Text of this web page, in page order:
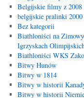
Belgijskie filmy z 2008
belgijskie pralinki 2000
Bez kategorii
Biathloniści na
Igrzyskach
Biathloniści WKS
Bitwy Hunów
Bitwy w 1814
Bitwy w historii
Bitwy w historii